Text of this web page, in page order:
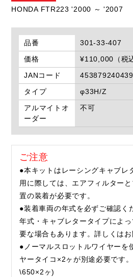
HONDA FTR223 '2000 ～ '2007
品番
301-33-407
価格
¥110,000（税
JANコード
タイプ
φ33H/Z
アルマイトオ
ーダー
不可
ご注意
●本キットはレーシングキャブレ
用に際しては、エアフィルター
置の装着が必要です。
●装着車両の年式を必ずご確認く
年式・キャブレタータイプによ
要な場合もあります。詳しくはお
●ノーマルスロットルワイヤーを
ヤータイコ×2ヶが別途必要です
\650×2ヶ)